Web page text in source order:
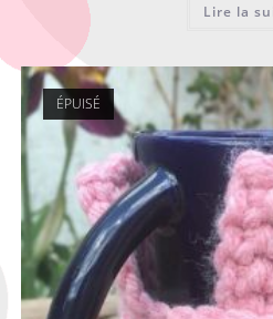
Lire la
ÉPUISÉ